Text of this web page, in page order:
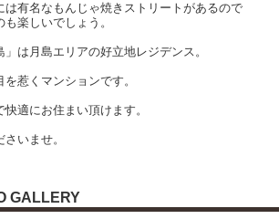
は有名なもんじゃ焼きストリートがあるので
楽しいでしょう。
は月島エリアの好立地レジデンス。
惹くマンションです。
適にお住まい頂けます。
いませ。
GALLERY